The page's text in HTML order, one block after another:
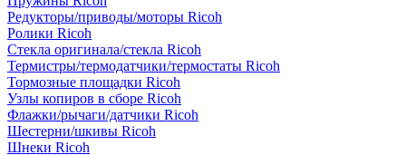
Редукторы/приводы/моторы Ricoh
Ролики Ricoh
Стекла оригинала/стекла Ricoh
Термистры/термодатчики/термостаты Ricoh
Тормозные площадки Ricoh
Узлы копиров в сборе Ricoh
Флажки/рычаги/датчики Ricoh
Шестерни/шкивы Ricoh
Шнеки Ricoh